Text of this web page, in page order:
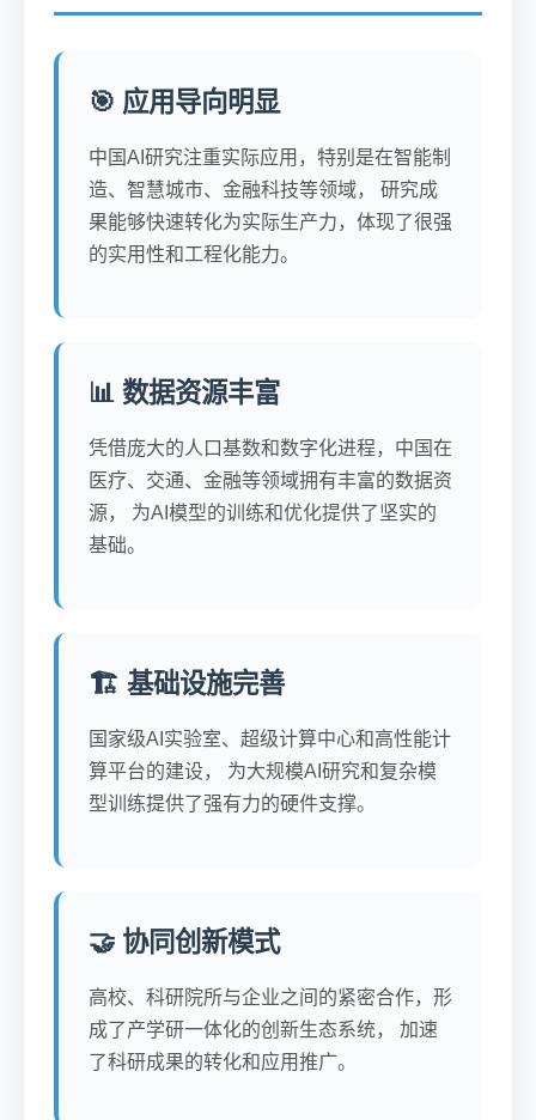
🎯 应用导向明显
中国AI研究注重实际应用，特别是在智能制
造、智慧城市、金融科技等领域， 研究成
果能够快速转化为实际生产力，体现了很强
的实用性和工程化能力。
📊 数据资源丰富
凭借庞大的人口基数和数字化进程，中国在
医疗、交通、金融等领域拥有丰富的数据资
源， 为AI模型的训练和优化提供了坚实的
基础。
🏗️ 基础设施完善
国家级AI实验室、超级计算中心和高性能计
算平台的建设， 为大规模AI研究和复杂模
型训练提供了强有力的硬件支撑。
🤝 协同创新模式
高校、科研院所与企业之间的紧密合作，形
成了产学研一体化的创新生态系统， 加速
了科研成果的转化和应用推广。